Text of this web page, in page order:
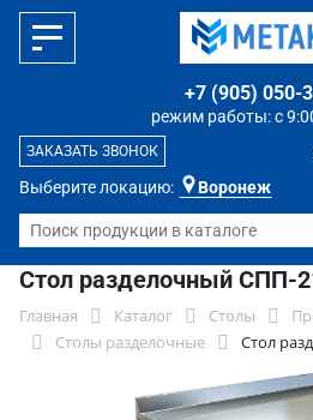
Выберите локацию: Воронеж
режим работы: с
+7 (905) 050-
ЗАКАЗАТЬ ЗВОНОК
Стол разделочный СПП-
Главная Каталог Столы
Столы разделочные
Стол